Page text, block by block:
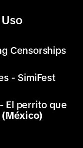
Censorships
- SimiFest
El perrito que
(México)